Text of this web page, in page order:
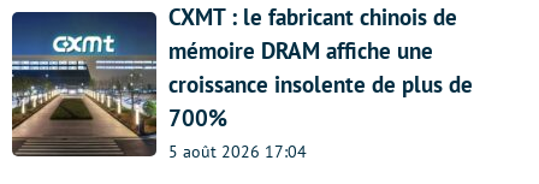
CXMT : le fabricant chinois de
mémoire DRAM affiche une
croissance insolente de plus de
700%
5 août 2026 17:04